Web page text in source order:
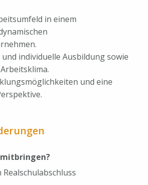
in einem
individuelle Ausbildung sowie
und eine